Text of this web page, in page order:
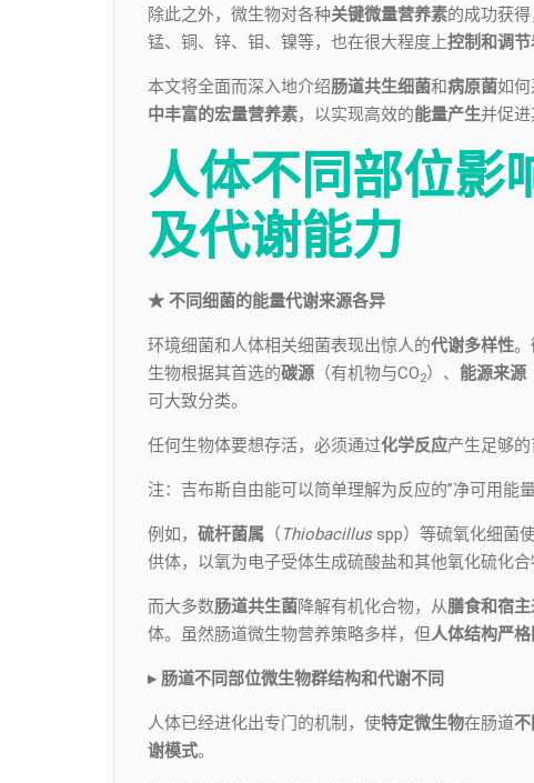
除此之外，微生物对各种关键微量营养素的成功获
锰、铜、锌、钼、镍等，也在很大程度上控制和调
本文将全面而深入地介绍肠道共生细菌和病原菌如
中丰富的宏量营养素，以实现高效的能量产生并促
人体不同部位影
及代谢能力
★ 不同细菌的能量代谢来源各异
环境细菌和人体相关细菌表现出惊人的代谢多样性。
生物根据其首选的碳源 （有机物与CO2）、 能源来源
可大致分类。
任何生物体要想存活，必须通过化学反应产生足够
注：吉布斯自由能可以简单理解为反应的”净可用能量
例如， 硫杆菌属 （ Thiobacillusspp）等硫氧化细菌
供体，以氧为电子受体生成硫酸盐和其他氧化硫化
而大多数肠道共生菌降解有机化合物，从膳食和宿
体。虽然肠道微生物营养策略多样，但人体结构严格
▸ 肠道不同部位微生物群结构和代谢不同
人体已经进化出专门的机制，使特定微生物在肠道
谢模式。